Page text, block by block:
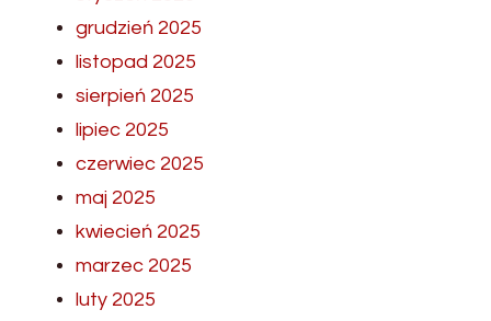
grudzień 2025
listopad 2025
sierpień 2025
lipiec 2025
czerwiec 2025
maj 2025
kwiecień 2025
marzec 2025
luty 2025